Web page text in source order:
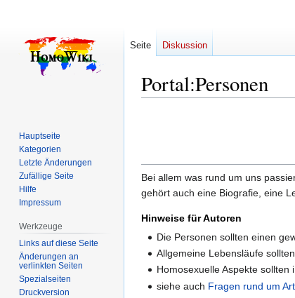
Portal:Personen
Bei allem was rund um uns
gehört auch eine Biografie, eine
Hinweise für Autoren
Die Personen sollten einen
Allgemeine Lebensläufe
Homosexuelle Aspekte
siehe auch Fragen rund um
Seite Diskussion
Hauptseite
Kategorien
Letzte Änderungen
Zufällige Seite
Hilfe
Impressum
Werkzeuge
Links auf diese Seite
Änderungen an
verlinkten Seiten
Spezialseiten
Druckversion